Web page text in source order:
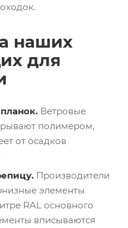
наших
для
Ветровые
полимером,
от осадков
Производители
элементы
RAL основного
вписываются